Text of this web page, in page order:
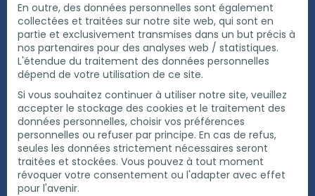
En outre, des données personnelles sont également
collectées et traitées sur notre site web, qui sont en
partie et exclusivement transmises dans un but précis à
nos partenaires pour des analyses web / statistiques.
L'étendue du traitement des données personnelles
dépend de votre utilisation de ce site.
Si vous souhaitez continuer à utiliser notre site, veuillez
accepter le stockage des cookies et le traitement des
données personnelles, choisir vos préférences
personnelles ou refuser par principe. En cas de refus,
seules les données strictement nécessaires seront
traitées et stockées. Vous pouvez à tout moment
révoquer votre consentement ou l'adapter avec effet
pour l'avenir.